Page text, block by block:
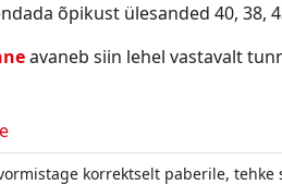
õpikust ülesanded 40, 38,
avaneb siin lehel vastavalt
korrektselt paberile, tehke